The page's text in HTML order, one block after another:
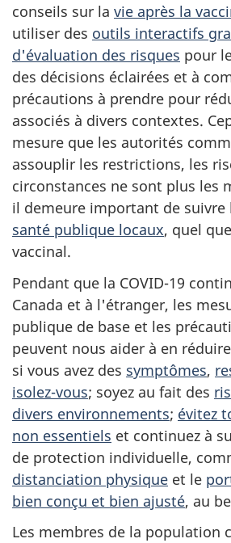
conseils sur la vie après la
utiliser des outils interactifs
d'évaluation des risques pour
des décisions éclairées et à
précautions à prendre pour
associés à divers contextes.
mesure que les autorités
assouplir les restrictions, les
circonstances ne sont plus les
il demeure important de suivre
santé publique locaux, quel
vaccinal.
Pendant que la COVID-19
Canada et à l'étranger, les
publique de base et les
peuvent nous aider à en
si vous avez des symptômes,
isolez-vous; soyez au fait des
divers environnements; évitez
non essentiels et continuez à
de protection individuelle,
distanciation physique et le
bien conçu et bien ajusté, au
Les membres de la population